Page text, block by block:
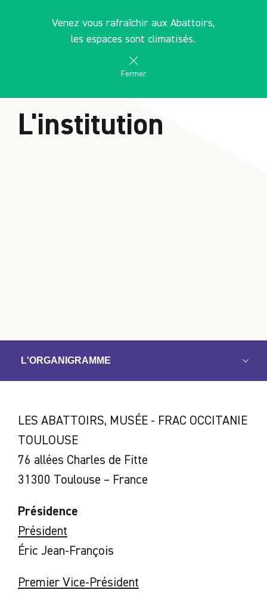
Venez vous rafraîchir aux Abattoirs,
les espaces sont climatisés.
Fermer
les Abattoirs Musée - Frac Occitanie Toulouse
FR
L'institution
L'ORGANIGRAMME
LES ABATTOIRS, MUSÉE - FRAC OCCITANIE
TOULOUSE
76 allées Charles de Fitte
31300 Toulouse – France
Présidence
Président
Éric Jean-François
Premier Vice-Président